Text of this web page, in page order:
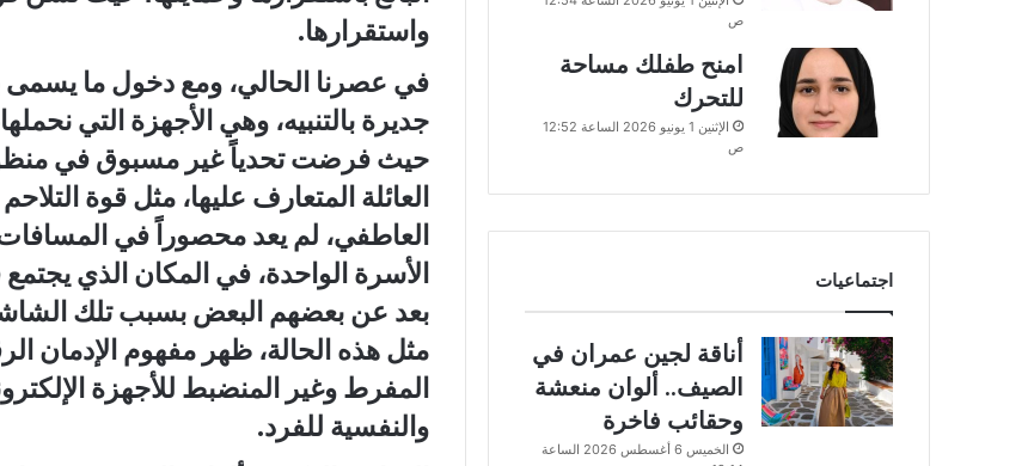
واستقرارها.
في عصرنا الحالي، ومع دخول ما يسمى
جديرة بالتنبيه، وهي الأجهزة التي
حيث فرضت تحدياً غير مسبوق في
العائلة المتعارف عليها، مثل قوة
العاطفي، لم يعد محصوراً في
الأسرة الواحدة، في المكان الذي
بعد عن بعضهم البعض بسبب تلك
مثل هذه الحالة، ظهر مفهوم الإدمان
المفرط وغير المنضبط للأجهزة
والنفسية للفرد.
ص
امنح طفلك مساحة
للتحرك
الإثنين 1 يونيو 2026 الساعة 12:52
ص
اجتماعيات
أناقة لجين عمران في
الصيف.. ألوان منعشة
وحقائب فاخرة
الخميس 6 أغسطس 2026 الساعة